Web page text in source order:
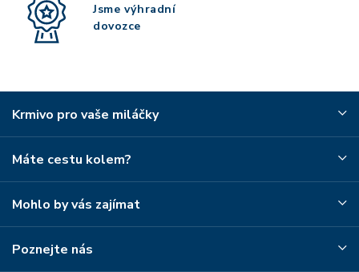
Jsme výhradní
dovozce
Krmivo pro vaše miláčky
Máte cestu kolem?
Mohlo by vás zajímat
Poznejte nás